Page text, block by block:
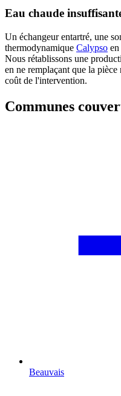
Eau chaude
Un échangeur entartré, une
thermodynamique Calypso
Nous rétablissons une
en ne remplaçant que la
coût de l'intervention.
Communes
Beauvais